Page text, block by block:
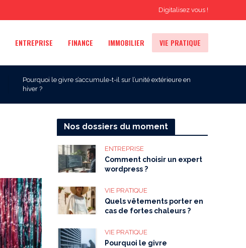
Digitalisez vous !
ENTREPRISE FINANCE IMMOBILIER VIE PRATIQUE
Pourquoi le givre s’accumule-t-il sur l’unité extérieure en
hiver ?
Nos dossiers du moment
ENTREPRISE
Comment choisir un expert
wordpress ?
VIE PRATIQUE
Quels vêtements porter en
cas de fortes chaleurs ?
VIE PRATIQUE
Pourquoi le givre